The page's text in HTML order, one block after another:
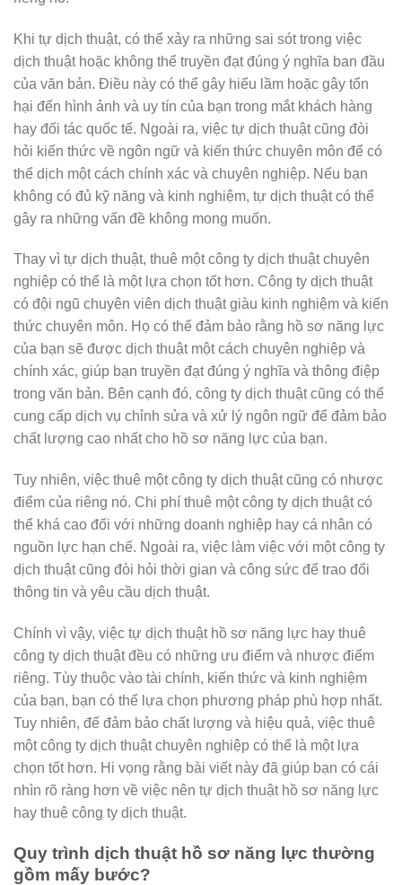
Khi tự dịch thuật, có thể xảy ra những sai sót trong việc
dịch thuật hoặc không thể truyền đạt đúng ý nghĩa ban đầu
của văn bản. Điều này có thể gây hiểu lầm hoặc gây tổn
hại đến hình ảnh và uy tín của bạn trong mắt khách hàng
hay đối tác quốc tế. Ngoài ra, việc tự dịch thuật cũng đòi
hỏi kiến thức về ngôn ngữ và kiến thức chuyên môn để có
thể dịch một cách chính xác và chuyên nghiệp. Nếu bạn
không có đủ kỹ năng và kinh nghiệm, tự dịch thuật có thể
gây ra những vấn đề không mong muốn.
Thay vì tự dịch thuật, thuê một công ty dịch thuật chuyên
nghiệp có thể là một lựa chọn tốt hơn. Công ty dịch thuật
có đội ngũ chuyên viên dịch thuật giàu kinh nghiệm và kiến
thức chuyên môn. Họ có thể đảm bảo rằng hồ sơ năng lực
của bạn sẽ được dịch thuật một cách chuyên nghiệp và
chính xác, giúp bạn truyền đạt đúng ý nghĩa và thông điệp
trong văn bản. Bên cạnh đó, công ty dịch thuật cũng có thể
cung cấp dịch vụ chỉnh sửa và xử lý ngôn ngữ để đảm bảo
chất lượng cao nhất cho hồ sơ năng lực của bạn.
Tuy nhiên, việc thuê một công ty dịch thuật cũng có nhược
điểm của riêng nó. Chi phí thuê một công ty dịch thuật có
thể khá cao đối với những doanh nghiệp hay cá nhân có
nguồn lực hạn chế. Ngoài ra, việc làm việc với một công ty
dịch thuật cũng đòi hỏi thời gian và công sức để trao đổi
thông tin và yêu cầu dịch thuật.
Chính vì vậy, việc tự dịch thuật hồ sơ năng lực hay thuê
công ty dịch thuật đều có những ưu điểm và nhược điểm
riêng. Tùy thuộc vào tài chính, kiến thức và kinh nghiệm
của bạn, bạn có thể lựa chọn phương pháp phù hợp nhất.
Tuy nhiên, để đảm bảo chất lượng và hiệu quả, việc thuê
một công ty dịch thuật chuyên nghiệp có thể là một lựa
chọn tốt hơn. Hi vọng rằng bài viết này đã giúp bạn có cái
nhìn rõ ràng hơn về việc nên tự dịch thuật hồ sơ năng lực
hay thuê công ty dịch thuật.
Quy trình dịch thuật hồ sơ năng lực thường
gồm mấy bước?